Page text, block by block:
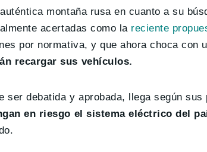
montaña rusa en cuanto a su
acertadas como la reciente
por normativa, y que ahora choca con
recargar sus vehículos.
ser debatida y aprobada, llega según
en riesgo el sistema eléctrico del